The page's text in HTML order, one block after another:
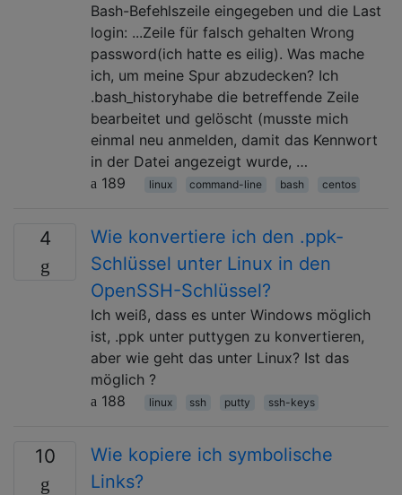
Bash-Befehlszeile eingegeben und die Last
login: ...Zeile für falsch gehalten Wrong
password(ich hatte es eilig). Was mache
ich, um meine Spur abzudecken? Ich
.bash_historyhabe die betreffende Zeile
bearbeitet und gelöscht (musste mich
einmal neu anmelden, damit das Kennwort
in der Datei angezeigt wurde, …
189
linux command-line bash centos
4
Wie konvertiere ich den .ppk-
Schlüssel unter Linux in den
OpenSSH-Schlüssel?
Ich weiß, dass es unter Windows möglich
ist, .ppk unter puttygen zu konvertieren,
aber wie geht das unter Linux? Ist das
möglich ?
188
linux ssh putty ssh-keys
10
Wie kopiere ich symbolische
Links?